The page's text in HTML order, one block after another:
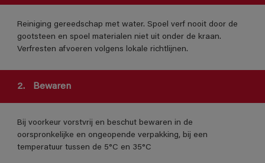
Reiniging gereedschap met water. Spoel verf nooit door de
gootsteen en spoel materialen niet uit onder de kraan.
Verfresten afvoeren volgens lokale richtlijnen.
2. Bewaren
Bij voorkeur vorstvrij en beschut bewaren in de
oorspronkelijke en ongeopende verpakking, bij een
temperatuur tussen de 5°C en 35°C